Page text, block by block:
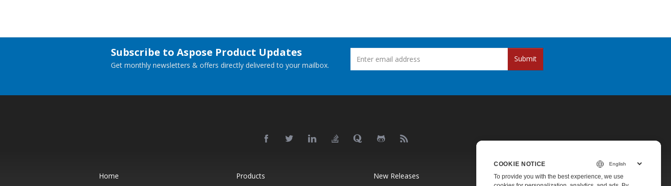
Subscribe to Aspose Product Updates
Get monthly newsletters & offers directly delivered to your mailbox.
Submit
Home Products New Releases Pricing
COOKIE NOTICE
To provide you with the best experience, we use